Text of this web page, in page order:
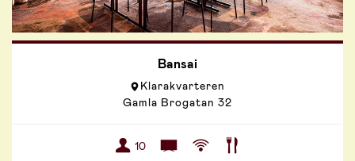
Bansai
Klarakvarteren
Gamla Brogatan 32
10